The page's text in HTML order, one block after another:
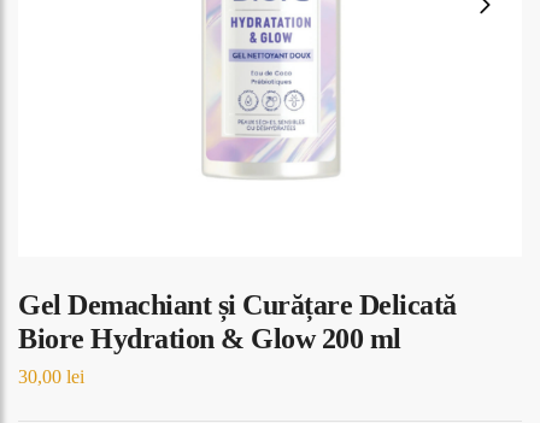
Gel Demachiant și Curățare Delicată
Biore Hydration & Glow 200 ml
30,00 lei